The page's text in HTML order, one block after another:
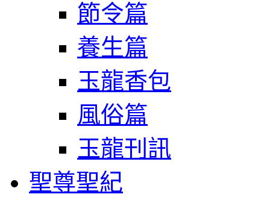
節令篇
養生篇
玉龍香包
風俗篇
玉龍刊訊
聖尊聖紀